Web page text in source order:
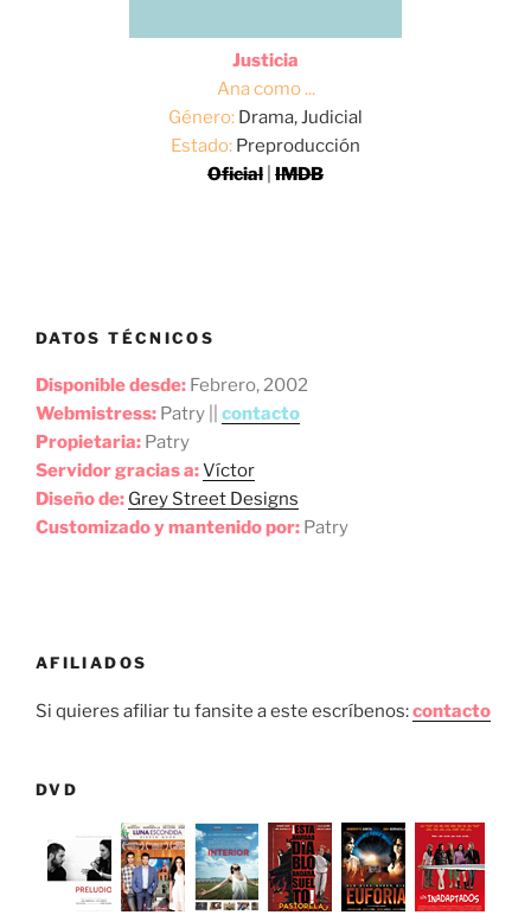
Justicia
Ana como ...
Género: Drama, Judicial
Estado: Preproducción
Oficial IMDB
DATOS TÉCNICOS
Disponible desde: Febrero, 2002
Webmistress: Patry || contacto
Propietaria: Patry
Servidor gracias a:Víctor
Diseño de: Grey Street Designs
Customizado y mantenido por: Patry
AFILIADOS
Si quieres afiliar tu fansite a este escríbenos:contacto
DVD